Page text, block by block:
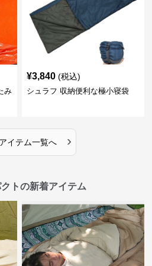
み
¥3,840 (税込)
シュラフ 収納便利な極小寝袋
イテム一覧へ ›
トの新着アイテム